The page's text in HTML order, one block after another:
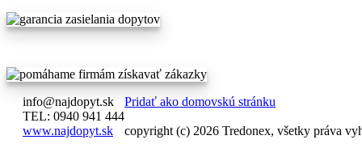
info@najdopyt.sk
TEL: 0940 941 444
www.najdopyt.sk
Pridať ako domovskú stránku
copyright (c) 2026 Tredonex, všetky práva